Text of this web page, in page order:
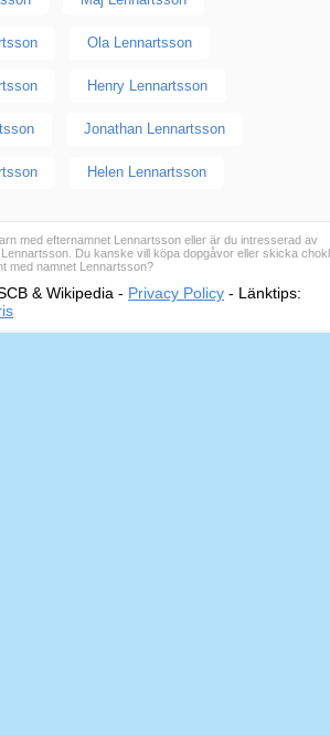
Ola Lennartsson
Henry Lennartsson
Jonathan Lennartsson
Helen Lennartsson
med efternamnet Lennartsson eller är du intresserad av
Du kanske vill köpa dopgåvor eller skicka
med namnet Lennartsson?
& Wikipedia - Privacy Policy - Länktips: